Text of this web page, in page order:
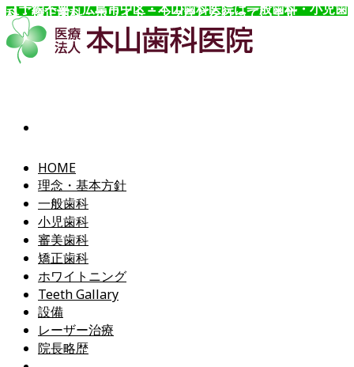
コ
ン
テ
【予約不要】広島市中区・本山歯科医院は一般歯科・小児歯
科・矯正歯科・ホワイトニングなどを行っています。
HOME
理念・基本方針
一般歯科
小児歯科
審美歯科
矯正歯科
ホワイトニング
Teeth Gallary
設備
レーザー治療
院長略歴